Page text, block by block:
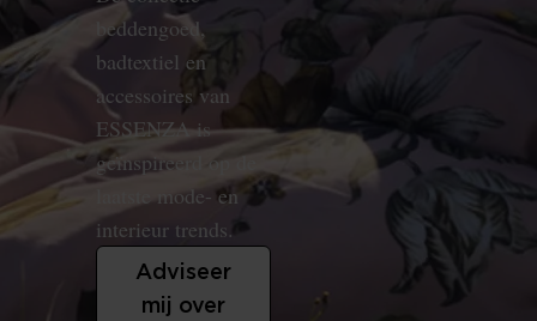
beddengoed,
badtextiel en
accessoires van
ESSENZA is
geïnspireerd op de
laatste mode- en
interieur trends.
Adviseer
mij over